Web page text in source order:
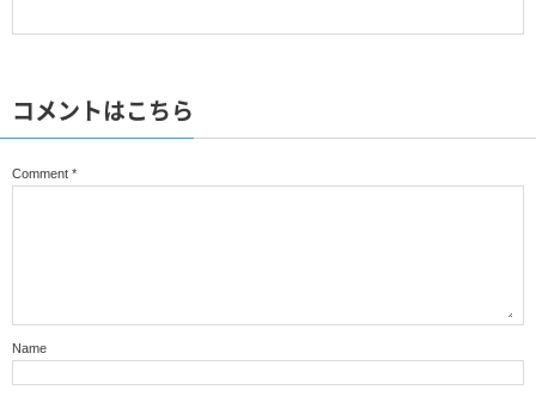
コメントはこちら
Comment *
Name